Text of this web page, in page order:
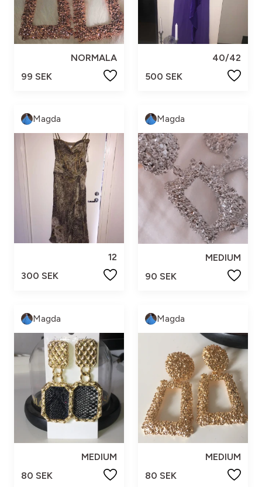
NORMALA
99 SEK
40/42
500 SEK
Magda
12
300 SEK
Magda
MEDIUM
90 SEK
Magda
MEDIUM
80 SEK
Magda
MEDIUM
80 SEK